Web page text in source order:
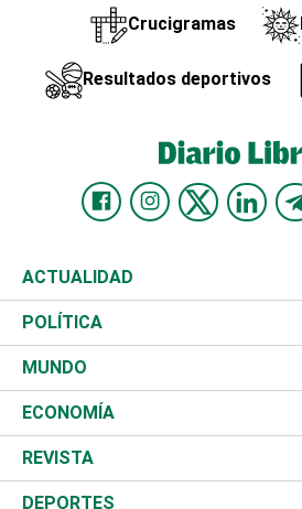
Crucigramas
Resultados deportivos
ACTUALIDAD
Nacional
Ciudad
Educación
Salud
Justicia
POLÍTICA
Partidos
JCE
TSE
Congreso Nacional
MUNDO
Estados Unidos
América Latina
Haití
ECONOMÍA
Finanzas
Turismo
REVISTA
Música
DEPORTES